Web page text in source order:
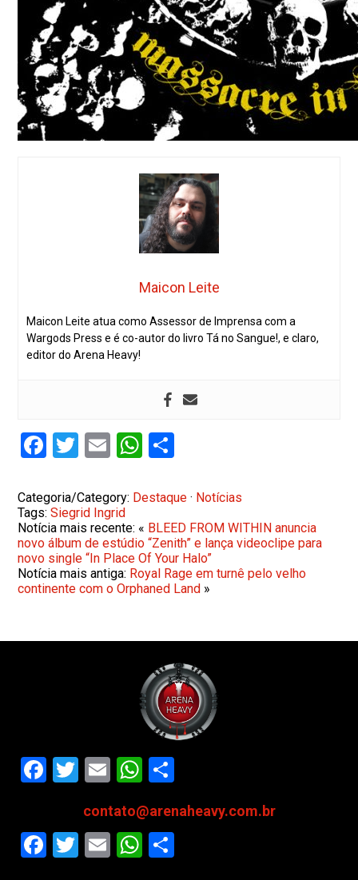
Maicon Leite
Maicon Leite atua como Assessor de Imprensa com a
Wargods Press e é co-autor do livro Tá no Sangue!, e claro,
editor do Arena Heavy!
Facebook
Twitter
EmailWhatsApp
Categoria/Category: Destaque · Notícias
Tags:Siegrid Ingrid
Notícia mais recente: « BLEED FROM WITHIN anuncia
novo álbum de estúdio “Zenith” e lança videoclipe para
novo single “In Place Of Your Halo”
Notícia mais antiga: Royal Rage em turnê pelo velho
continente com o Orphaned Land »
Facebook
Twitter
EmailWhatsApp
contato@arenaheavy.com.br
Facebook
Twitter
EmailWhatsApp